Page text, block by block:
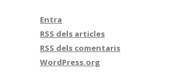
Entra
RSS dels articles
RSS dels comentaris
WordPress.org